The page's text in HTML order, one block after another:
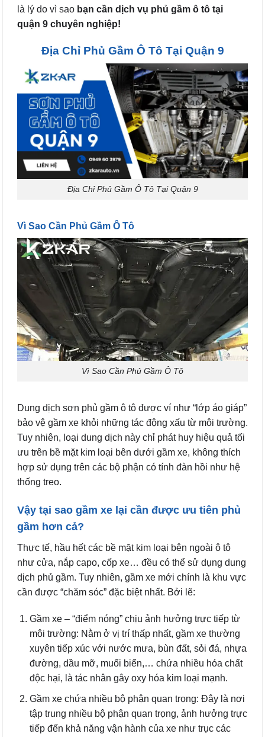
là lý do vì sao bạn cần dịch vụ phủ gầm ô tô tại
quận 9 chuyên nghiệp!
Địa Chỉ Phủ Gầm Ô Tô Tại Quận 9
Địa Chỉ Phủ Gầm Ô Tô Tại Quận 9
Vì Sao Cần Phủ Gầm Ô Tô
Vì Sao Cần Phủ Gầm Ô Tô
Dung dịch sơn phủ gầm ô tô được ví như “lớp áo giáp”
bảo vệ gầm xe khỏi những tác động xấu từ môi trường.
Tuy nhiên, loại dung dịch này chỉ phát huy hiệu quả tối
ưu trên bề mặt kim loại bên dưới gầm xe, không thích
hợp sử dụng trên các bộ phận có tính đàn hồi như hệ
thống treo.
Vậy tại sao gầm xe lại cần được ưu tiên phủ
gầm hơn cả?
Thực tế, hầu hết các bề mặt kim loại bên ngoài ô tô
như cửa, nắp capo, cốp xe… đều có thể sử dụng dung
dịch phủ gầm. Tuy nhiên, gầm xe mới chính là khu vực
cần được “chăm sóc” đặc biệt nhất. Bởi lẽ:
Gầm xe – “điểm nóng” chịu ảnh hưởng trực tiếp từ
môi trường: Nằm ở vị trí thấp nhất, gầm xe thường
xuyên tiếp xúc với nước mưa, bùn đất, sỏi đá, nhựa
đường, dầu mỡ, muối biển,… chứa nhiều hóa chất
độc hại, là tác nhân gây oxy hóa kim loại mạnh.
Gầm xe chứa nhiều bộ phận quan trọng: Đây là nơi
tập trung nhiều bộ phận quan trọng, ảnh hưởng trực
tiếp đến khả năng vận hành của xe như trục các